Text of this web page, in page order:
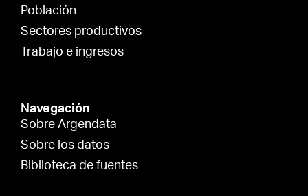
Población
Sectores productivos
Trabajo e ingresos
Navegación
Sobre Argendata
Sobre los datos
Biblioteca de fuentes